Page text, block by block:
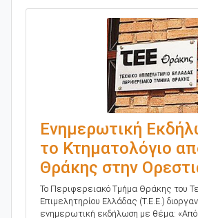
Ενημερωτική
το Κτηματολόγιο
Θράκης στην
Το Περιφερειακό Τμήμα Θράκης του
Επιμελητηρίου Ελλάδας (Τ.Ε.Ε.)
ενημερωτική εκδήλωση με θέμα: «Από